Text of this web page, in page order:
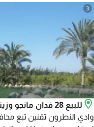
بالاضافة الى أتعاب المكتب،
بالشراء الاتصال بالأستاذ
3
للبيع 28 فدان